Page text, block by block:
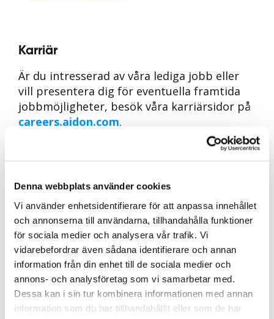
Denna webbplats använder cookies
Vi använder enhetsidentifierare för att anpassa innehållet
och annonserna till användarna, tillhandahålla funktioner
för sociala medier och analysera vår trafik. Vi
vidarebefordrar även sådana identifierare och annan
information från din enhet till de sociala medier och
annons- och analysföretag som vi samarbetar med.
Dessa kan i sin tur kombinera informationen med annan
information som du har tillhandahållit eller som de har
Karriär
Är du intresserad av våra lediga jobb eller
vill presentera dig för eventuella framtida
jobbmöjligheter, besök våra karriärsidor på
careers.aidon.com.
nyheterna från Aidon och följ oss på
LinkedIn
Aidon i Sverige